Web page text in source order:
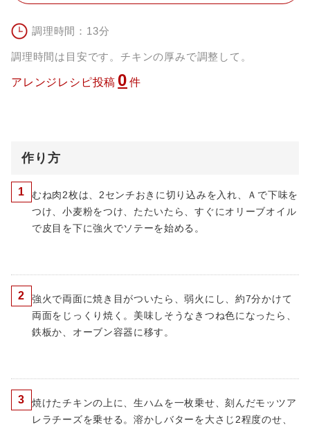
調理時間：13分
調理時間は目安です。チキンの厚みで調整して。
アレンジレシピ投稿 0 件
作り方
1
むね肉2枚は、2センチおきに切り込みを入れ、Ａで下味を
つけ、小麦粉をつけ、たたいたら、すぐにオリーブオイル
で皮目を下に強火でソテーを始める。
2
強火で両面に焼き目がついたら、弱火にし、約7分かけて
両面をじっくり焼く。美味しそうなきつね色になったら、
鉄板か、オーブン容器に移す。
3
焼けたチキンの上に、生ハムを一枚乗せ、刻んだモッツア
レラチーズを乗せる。溶かしバターを大さじ2程度のせ、